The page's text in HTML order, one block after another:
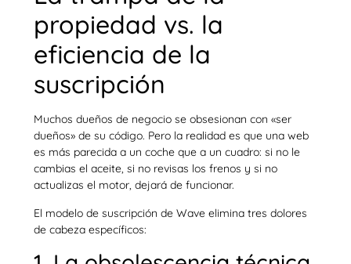
propiedad vs. la
eficiencia de la
suscripción
Muchos dueños de negocio se obsesionan con «ser
dueños» de su código. Pero la realidad es que una web
es más parecida a un coche que a un cuadro: si no le
cambias el aceite, si no revisas los frenos y si no
actualizas el motor, dejará de funcionar.
El modelo de suscripción de Wave elimina tres dolores
de cabeza específicos: